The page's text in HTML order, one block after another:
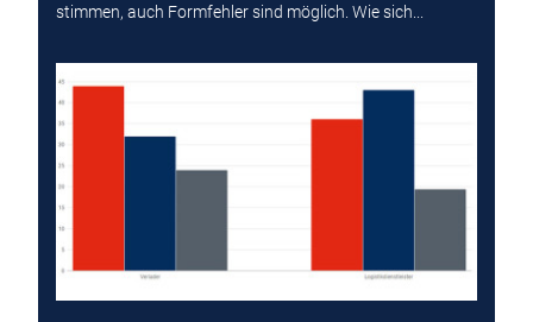
stimmen, auch Formfehler sind möglich. Wie sich...